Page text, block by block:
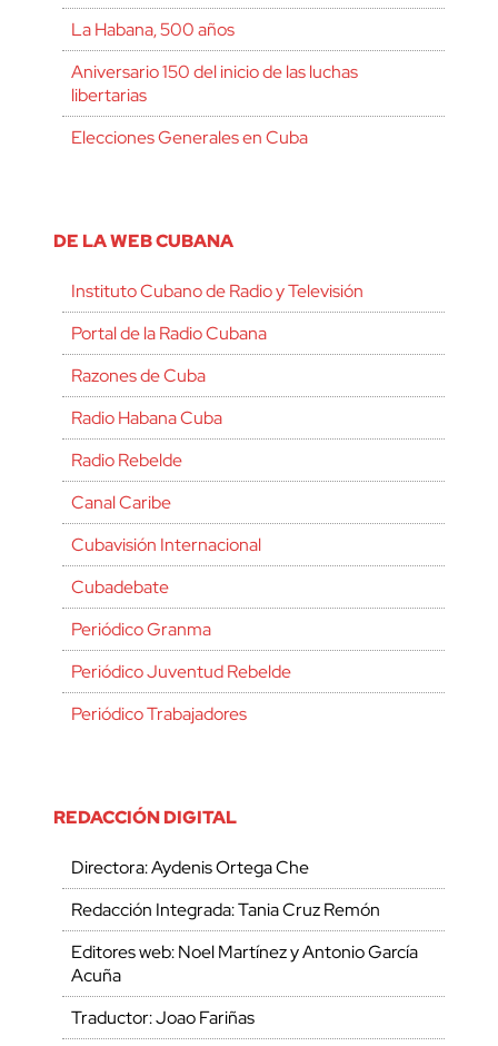
La Habana, 500 años
Aniversario 150 del inicio de las luchas
libertarias
Elecciones Generales en Cuba
DE LA WEB CUBANA
Instituto Cubano de Radio y Televisión
Portal de la Radio Cubana
Razones de Cuba
Radio Habana Cuba
Radio Rebelde
Canal Caribe
Cubavisión Internacional
Cubadebate
Periódico Granma
Periódico Juventud Rebelde
Periódico Trabajadores
REDACCIÓN DIGITAL
Directora: Aydenis Ortega Che
Redacción Integrada: Tania Cruz Remón
Editores web: Noel Martínez y Antonio García
Acuña
Traductor: Joao Fariñas